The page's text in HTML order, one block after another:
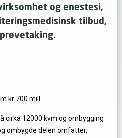
og enestesi,
tilbud,
kr 700 mill.
cirka 12000 kvm og ombygging
ombygde delen omfatter,